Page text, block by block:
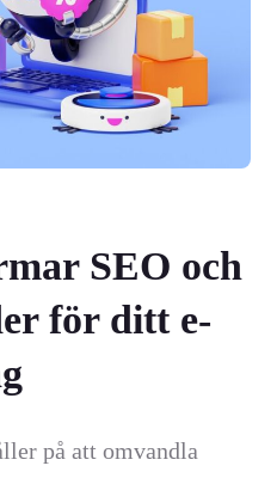
SEO och
för ditt e-
på att omvandla